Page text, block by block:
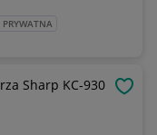
PRYWATNA
Sharp KC-930